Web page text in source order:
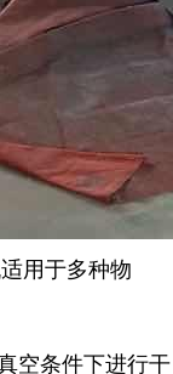
用于多种物
空条件下进行干